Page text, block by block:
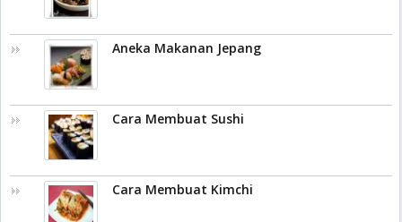
Aneka Makanan Jepang
Cara Membuat Sushi
Cara Membuat Kimchi